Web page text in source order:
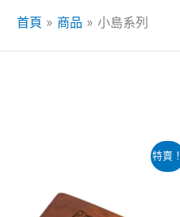
首頁 商品 小島系列
特賣！
格：
$69.00。$49.00。